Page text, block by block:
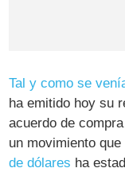
Tal y como se
ha emitido hoy su
acuerdo de
un movimiento
de dólares ha